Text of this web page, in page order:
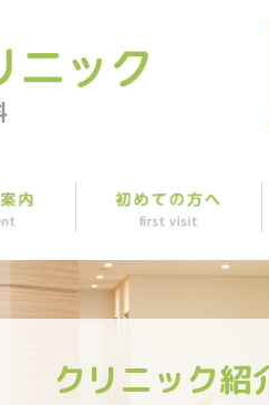
クリニック紹